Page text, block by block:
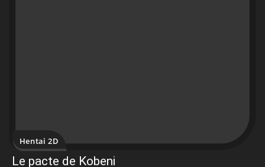
Hentai 2D
Le pacte de Kobeni